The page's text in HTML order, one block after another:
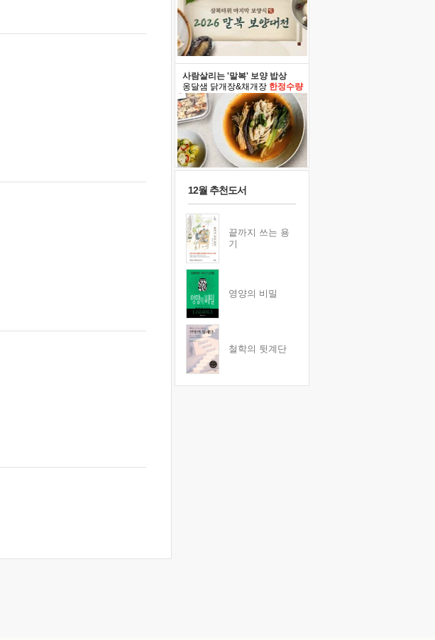
사람살리는 '말복' 보양 밥상
옹달샘 닭개장&채개장 한정수량
12월 추천도서
끝까지 쓰는 용
기
영양의 비밀
철학의 뒷계단